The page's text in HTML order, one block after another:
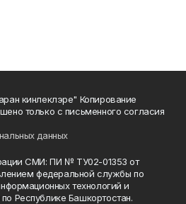
кинлеклэре" Копирование
только с письменного согласия
данных
СМИ: ПИ № ТУ02-01353 от
федеральной службы по
технологий и
Республике Башкортостан.